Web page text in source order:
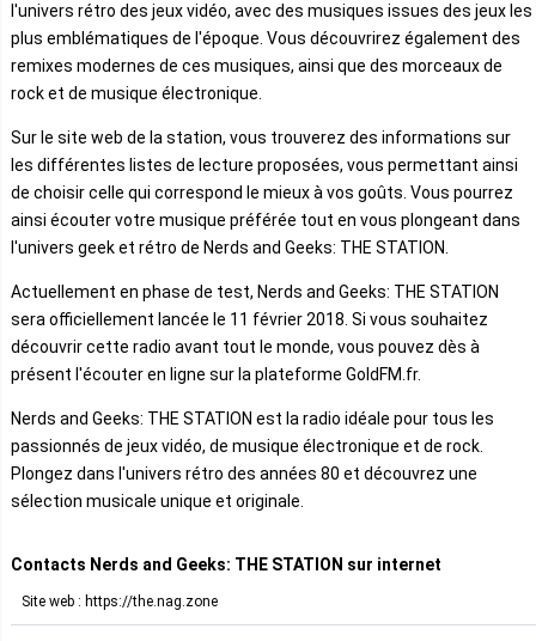
l'univers rétro des jeux vidéo, avec des musiques issues des jeux les
plus emblématiques de l'époque. Vous découvrirez également des
remixes modernes de ces musiques, ainsi que des morceaux de
rock et de musique électronique.
Sur le site web de la station, vous trouverez des informations sur
les différentes listes de lecture proposées, vous permettant ainsi
de choisir celle qui correspond le mieux à vos goûts. Vous pourrez
ainsi écouter votre musique préférée tout en vous plongeant dans
l'univers geek et rétro de Nerds and Geeks: THE STATION.
Actuellement en phase de test, Nerds and Geeks: THE STATION
sera officiellement lancée le 11 février 2018. Si vous souhaitez
découvrir cette radio avant tout le monde, vous pouvez dès à
présent l'écouter en ligne sur la plateforme GoldFM.fr.
Nerds and Geeks: THE STATION est la radio idéale pour tous les
passionnés de jeux vidéo, de musique électronique et de rock.
Plongez dans l'univers rétro des années 80 et découvrez une
sélection musicale unique et originale.
Contacts Nerds and Geeks: THE STATION sur internet
Site web : https://the.nag.zone